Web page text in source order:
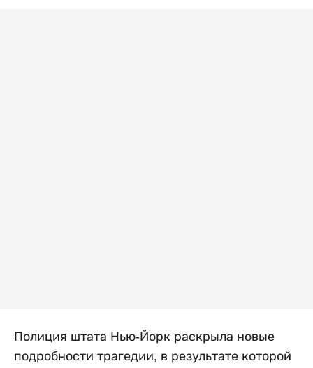
Полиция штата Нью-Йорк раскрыла новые
подробности трагедии, в результате которой